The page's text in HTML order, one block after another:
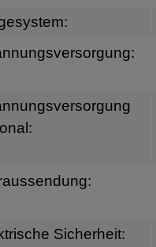
Sicherheit: